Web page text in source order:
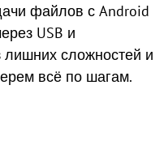
файлов с Android
USB и
сложностей и
всё по шагам.